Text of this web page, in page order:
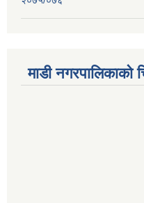
माडी नगरपालिकाको